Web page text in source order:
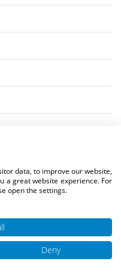
Tricks für die
data, to improve our website,
a great website experience. For
open the settings.
Deny